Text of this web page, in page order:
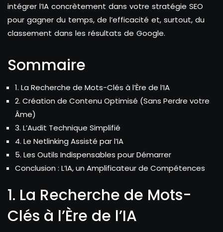
intégrer l’IA concrètement dans votre stratégie SEO
pour gagner du temps, de l’efficacité et, surtout, du
classement dans les résultats de Google.
Sommaire
1. La Recherche de Mots-Clés à l’Ère de l’IA
2. Création de Contenu Optimisé (Sans Perdre votre
Âme)
3. L’Audit Technique Simplifié
4. Le Netlinking Assisté par l’IA
5. Les Outils Indispensables pour Démarrer
Conclusion : L’IA, un Amplificateur de Compétences
1. La Recherche de Mots-
Clés à l’Ère de l’IA